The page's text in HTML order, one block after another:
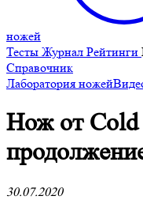
ножей
Тесты Журнал Рейтинги
Справочник
Лаборатория ножей
Нож от Cold
30.07.2020